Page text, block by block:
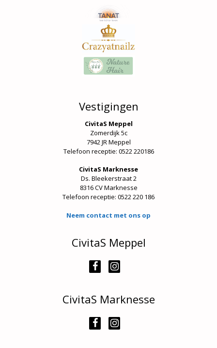
Vestigingen
CivitaS Meppel
Zomerdijk 5c
7942 JR Meppel
Telefoon receptie: 0522 220186
CivitaS Marknesse
Ds. Bleekerstraat 2
8316 CV Marknesse
Telefoon receptie: 0522 220 186
Neem contact met ons op
CivitaS Meppel
CivitaS Marknesse